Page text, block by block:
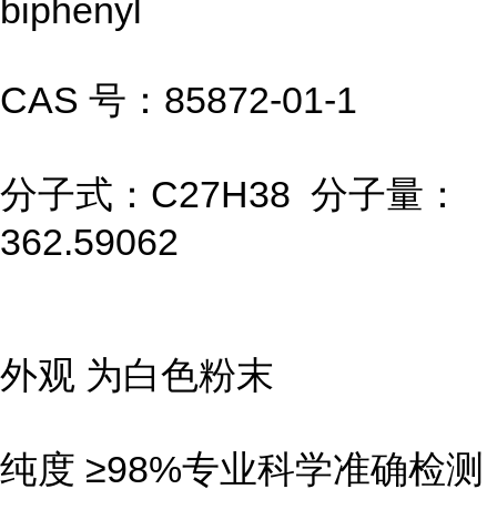
biphenyl
CAS 号：85872-01-1
分子式：C27H38 分子量：
362.59062
外观 为白色粉末
纯度 ≥98%专业科学准确检测